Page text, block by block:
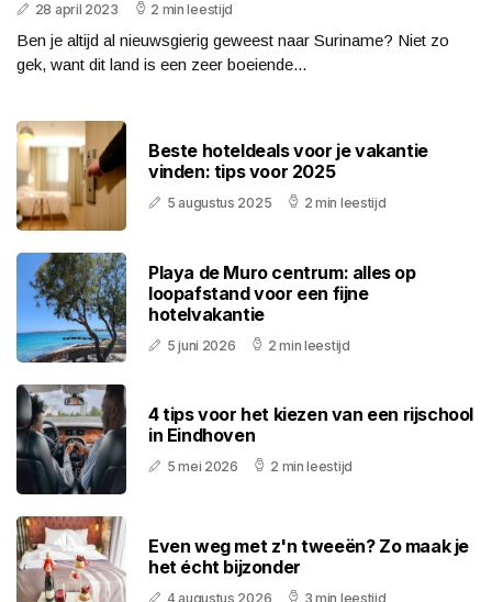
28 april 2023 2 min leestijd
Ben je altijd al nieuwsgierig geweest naar Suriname? Niet zo
gek, want dit land is een zeer boeiende...
Beste hoteldeals voor je vakantie
vinden: tips voor 2025
5 augustus 2025 2 min leestijd
Playa de Muro centrum: alles op
loopafstand voor een fijne
hotelvakantie
5 juni 2026 2 min leestijd
4 tips voor het kiezen van een rijschool
in Eindhoven
5 mei 2026 2 min leestijd
Even weg met z'n tweeën? Zo maak je
het écht bijzonder
4 augustus 2026 3 min leestijd